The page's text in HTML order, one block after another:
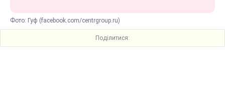
Фото: Гуф (facebook.com/centrgroup.ru)
Поділитися: